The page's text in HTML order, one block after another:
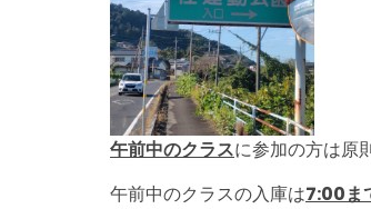
午前中のクラスに参加の方は原
午前中のクラスの入庫は7:00ま